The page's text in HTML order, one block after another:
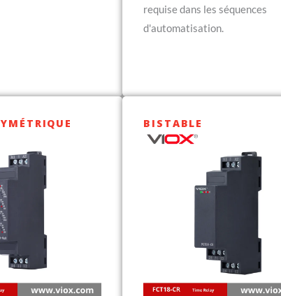
requise dans les séquences
d'automatisation.
BISTABLE